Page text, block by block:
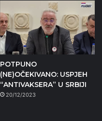
POTPUNO
(NE)OČEKIVANO: USPJEH
“ANTIVAKSERA” U SRBIJI
20/12/2023